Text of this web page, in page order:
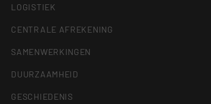
LOGISTIEK
CENTRALE AFREKENING
SAMENWERKINGEN
DUURZAAMHEID
GESCHIEDENIS